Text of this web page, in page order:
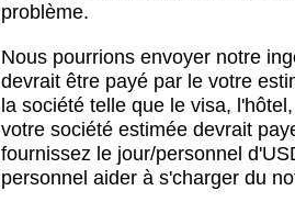
problème.
Nous pourrions envoyer notre
devrait être payé par le votre
la société telle que le visa,
votre société estimée devrait
fournissez le jour/personnel
personnel aider à s'charger du